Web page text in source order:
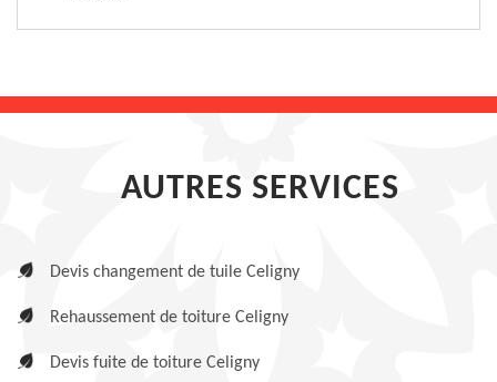
AUTRES SERVICES
Devis changement de tuile Celigny
Rehaussement de toiture Celigny
Devis fuite de toiture Celigny